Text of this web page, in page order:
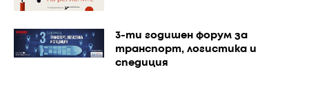
3-ти годишен форум за
транспорт, логистика и
спедиция